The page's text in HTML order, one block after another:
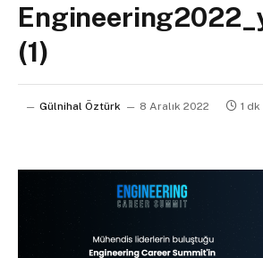
(1)
Gülnihal Öztürk 8 Aralık 2022 1